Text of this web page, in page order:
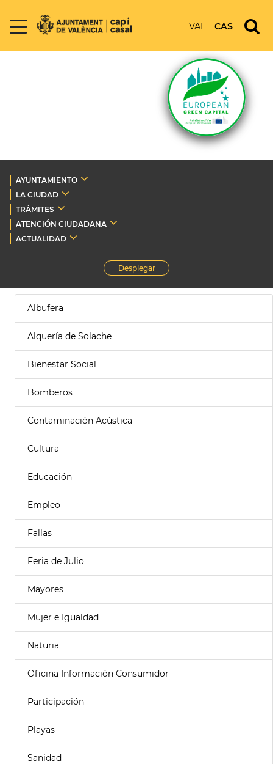
VAL CAS
AYUNTAMIENTO
LA CIUDAD
TRÁMITES
ATENCIÓN CIUDADANA
ACTUALIDAD
Desplegar
Albufera
Alquería de Solache
Bienestar Social
Bomberos
Contaminación Acústica
Cultura
Educación
Empleo
Fallas
Feria de Julio
Mayores
Mujer e Igualdad
Naturia
Oficina Información Consumidor
Participación
Playas
Sanidad